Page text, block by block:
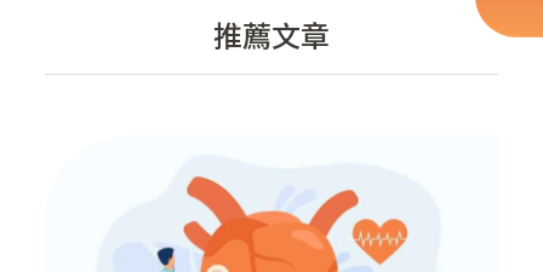
推薦文章